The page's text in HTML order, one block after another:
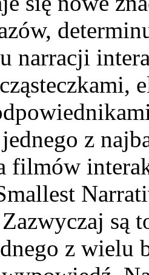
narracji
z
filmów
są
z wielu